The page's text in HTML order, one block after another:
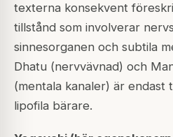
texterna konsekvent
tillstånd som involverar
sinnesorganen och subtila
Dhatu (nervvävnad) och
(mentala kanaler) är endast
lipofila bärare.